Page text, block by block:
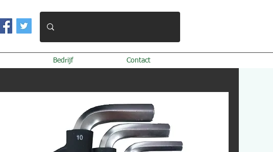
Bedrijf Contact